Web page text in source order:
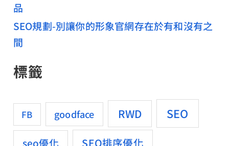
品
SEO規劃-別讓你的形象官網存在於有和沒有之
間
標籤
FB goodface RWD SEO
seo優化
SEO排序優化